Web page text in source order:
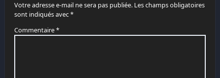
Votre adresse e-mail ne sera pas publiée. Les champs obligatoires
sont indiqués avec*
Commentaire*